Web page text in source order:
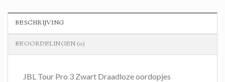
BESCHRIJVING
BEOORDELINGEN (0)
JBL Tour Pro 3 Zwart Draadloze oordopjes